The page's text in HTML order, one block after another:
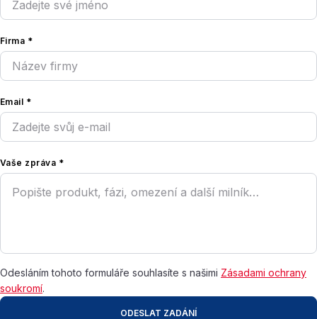
Firma *
Email *
Vaše zpráva *
Odesláním tohoto formuláře souhlasíte s našimi Zásadami ochrany
soukromí.
ODESLAT ZADÁNÍ